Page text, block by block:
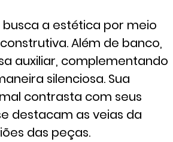
busca a estética por meio
Além de banco,
auxiliar, complementando
silenciosa. Sua
contrasta com seus
destacam as veias da
das peças.